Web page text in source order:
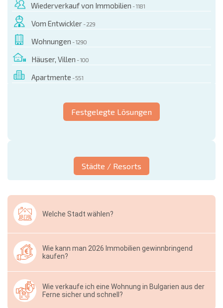
Wiederverkauf von Immobilien - 1181
Vom Entwickler - 229
Wohnungen - 1290
Häuser, Villen - 100
Apartmente - 551
Festgelegte Lösungen
Städte / Resorts
Welche Stadt wählen?
Wie kann man 2026 Immobilien gewinnbringend
kaufen?
Wie verkaufe ich eine Wohnung in Bulgarien aus der
Ferne sicher und schnell?